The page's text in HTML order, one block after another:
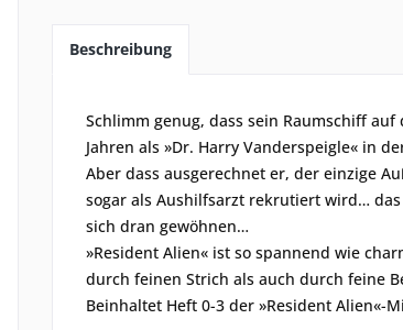
Beschreibung
Schlimm genug, dass sein Raumschiff
Jahren als »Dr. Harry Vanderspeigle« in
Aber dass ausgerechnet er, der einzige
sogar als Aushilfsarzt rekrutiert wird…
sich dran gewöhnen…
»Resident Alien« ist so spannend wie
durch feinen Strich als auch durch feine
Beinhaltet Heft 0-3 der »Resident Alien«-